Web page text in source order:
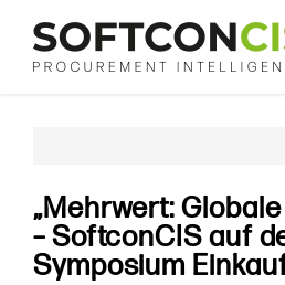
Inhalt
springen
„Mehrwert:
– SoftconCIS auf
Symposium